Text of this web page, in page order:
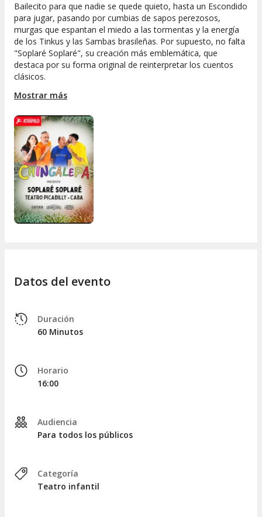
Bailecito para que nadie se quede quieto, hasta un Escondido
para jugar, pasando por cumbias de sapos perezosos,
murgas que espantan el miedo a las tormentas y la energía
de los Tinkus y las Sambas brasileñas. Por supuesto, no falta
"Soplaré Soplaré", su creación más emblemática, que
destaca por su forma original de reinterpretar los cuentos
clásicos.
Más que un show infantil, es una invitación a revalorizar la
chicos. Con temáticas propias de la educación inicial de todo
el continente y un ritmo atrapante, CHINGALEPA logra que
tanto "preguntones" como "dormilones" se sientan parte de
esta gran fiesta cultural. ¡Vení a soplar bien fuerte y a dejarte
llevar por el ritmo!
Mostrar más
Datos del evento
Duración
60 Minutos
Horario
16:00
Audiencia
Para todos los públicos
Categoría
Teatro infantil